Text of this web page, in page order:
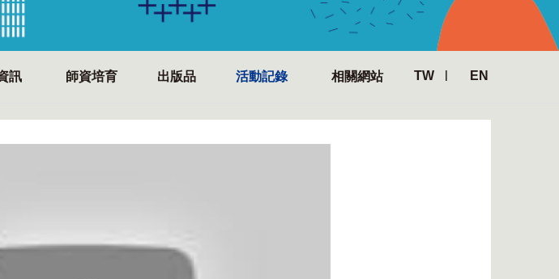
訊 師資培育 出版品 活動記錄 相關網站 TW EN